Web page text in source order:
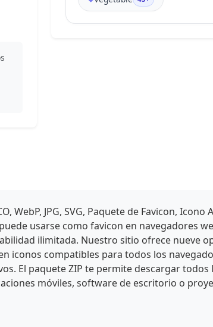
JPG, SVG, Paquete de Favicon, Icono
usarse como favicon en navegadores
ilimitada. Nuestro sitio ofrece nueve
iconos compatibles para todos los
El paquete ZIP te permite descargar todos
móviles, software de escritorio o